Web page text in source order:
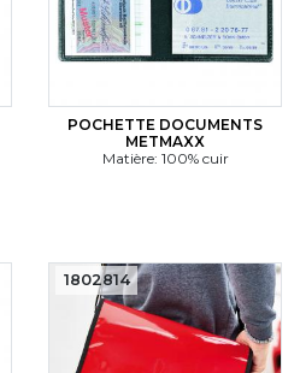
POCHETTE DOCUMENTS
METMAXX
Matière: 100% cuir
1802814